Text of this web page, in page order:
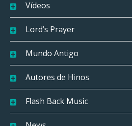
Vídeos
Lord’s Prayer
Mundo Antigo
Autores de Hinos
Flash Back Music